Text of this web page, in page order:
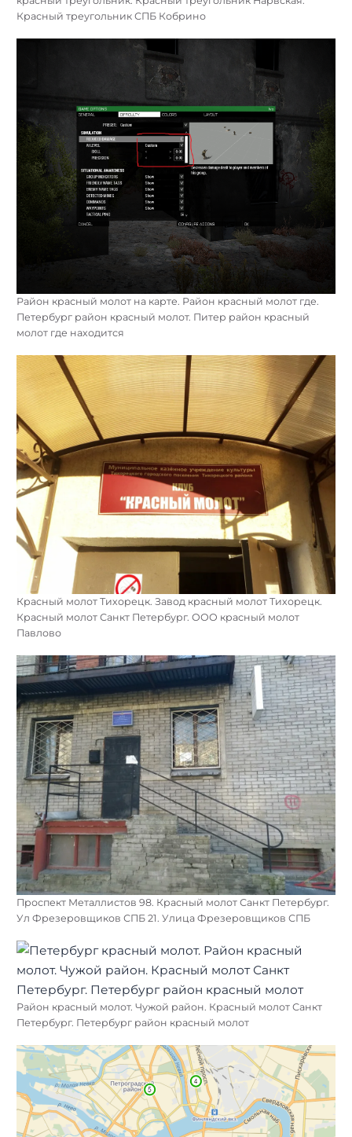
Красный треугольник СПБ Кобрино
Район красный молот на карте. Район красный молот где.
Петербург район красный молот. Питер район красный
молот где находится
Красный молот Тихорецк. Завод красный молот Тихорецк.
Красный молот Санкт Петербург. ООО красный молот
Павлово
Проспект Металлистов 98. Красный молот Санкт Петербург.
Ул Фрезеровщиков СПБ 21. Улица Фрезеровщиков СПБ
Район красный молот. Чужой район. Красный молот Санкт
Петербург. Петербург район красный молот